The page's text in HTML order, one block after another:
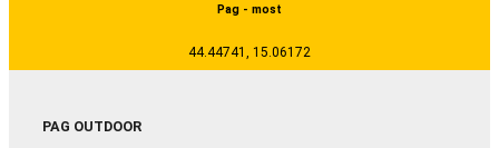
Pag - most
44.44741, 15.06172
PAG OUTDOOR